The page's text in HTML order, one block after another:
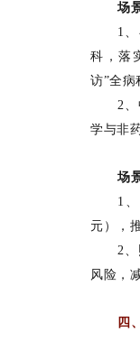
场
1
科，落
访”全病
2
学与非
场
1
元），
2
风险，
四